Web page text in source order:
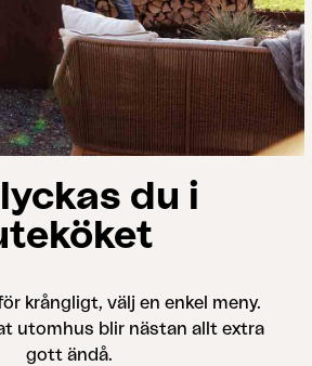
du i
krångligt, välj en enkel meny.
utomhus blir nästan allt extra
gott ändå.